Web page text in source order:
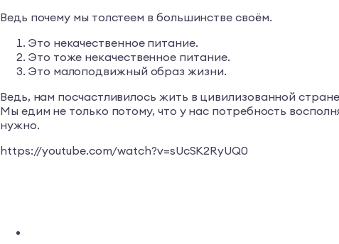
Ведь почему мы толстеем в большинстве своём.
Это некачественное питание.
Это тоже некачественное питание.
Это малоподвижный образ жизни.
Ведь, нам посчастливилось жить в цивилизованной
Мы едим не только потому, что у нас потребность
нужно.
https://youtube.com/watch?v=sUcSK2RyUQ0